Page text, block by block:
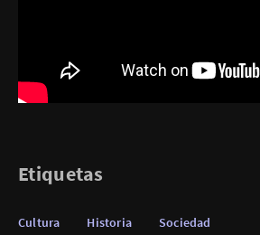
Etiquetas
Cultura Historia Sociedad